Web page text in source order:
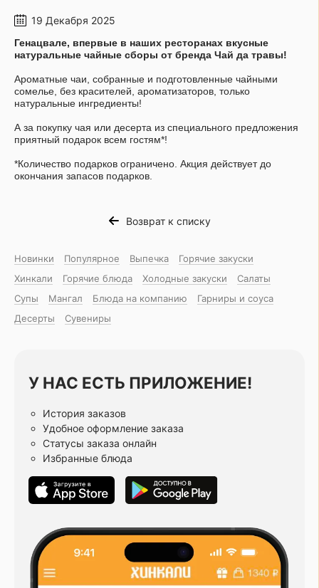
19 Декабря 2025
Генацвале, впервые в наших ресторанах вкусные
натуральные чайные сборы от бренда Чай да травы!
Ароматные чаи, собранные и подготовленные чайными
сомелье, без красителей, ароматизаторов, только
натуральные ингредиенты!
А за покупку чая или десерта из специального предложения
приятный подарок всем гостям*!
*Количество подарков ограничено. Акция действует до
окончания запасов подарков.
Возврат к списку
Новинки Популярное Выпечка
Горячие закуски
Хинкали
Горячие блюда Холодные закуски
Салаты
Супы
Мангал Блюда на компанию
Гарниры и соуса
Десерты
Сувениры
У НАС ЕСТЬ ПРИЛОЖЕНИЕ!
История заказов
Удобное оформление заказа
Статусы заказа онлайн
Избранные блюда